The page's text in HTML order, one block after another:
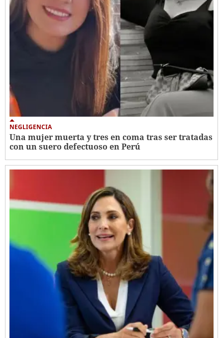
NEGLIGENCIA
Una mujer muerta y tres en coma tras ser tratadas
con un suero defectuoso en Perú